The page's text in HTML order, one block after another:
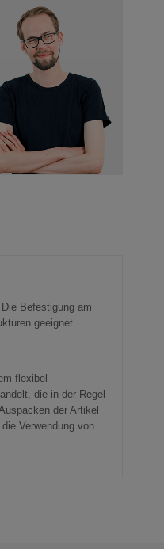
Befestigung am
geeignet.
flexibel
die in der Regel
der Artikel
Verwendung von